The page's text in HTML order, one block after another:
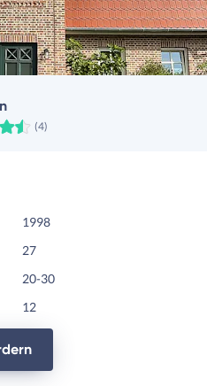
(4)
1998
27
20-30
12